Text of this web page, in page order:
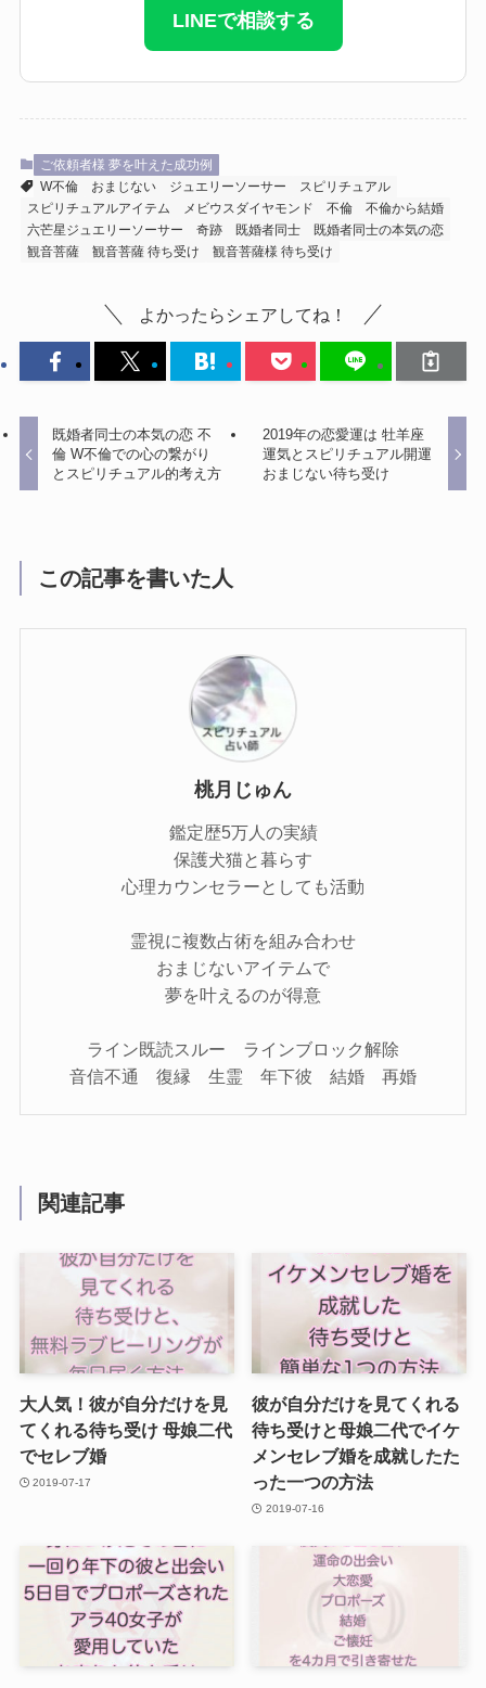
LINEで相談する
ご依頼者様 夢を叶えた成功例
W不倫
おまじない ジュエリーソーサー
スピリチュアル
スピリチュアルアイテム
メビウスダイヤモンド 不倫
不倫から結婚
六芒星ジュエリーソーサー
奇跡 既婚者同士
既婚者同士の本気の恋
観音菩薩
観音菩薩 待ち受け 観音菩薩様 待ち受け
よかったらシェアしてね！
既婚者同士の本気の恋 不
倫 W不倫での心の繋がり
とスピリチュアル的考え方
2019年の恋愛運は 牡羊座
運気とスピリチュアル開運
おまじない待ち受け
この記事を書いた人
桃月じゅん
鑑定歴5万人の実績
保護犬猫と暮らす
心理カウンセラーとしても活動
霊視に複数占術を組み合わせ
おまじないアイテムで
夢を叶えるのが得意
ライン既読スルー ラインブロック解除
音信不通 復縁 生霊 年下彼 結婚 再婚
関連記事
大人気！彼が自分だけを見
てくれる待ち受け 母娘二代
でセレブ婚
2019-07-17
彼が自分だけを見てくれる
待ち受けと母娘二代でイケ
メンセレブ婚を成就したた
った一つの方法
2019-07-16